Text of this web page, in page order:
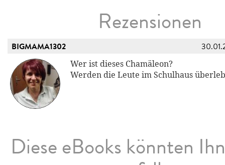
Rezensionen
BIGMAMA1302
Wer ist dieses Chamäleon?
Werden die Leute im Schulhaus
Diese eBooks könnten